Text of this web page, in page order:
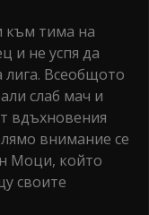
към тима на
и не успя да
лига. Всеобщото
слаб мач и
вдъхновения
внимание се
Моци, който
своите